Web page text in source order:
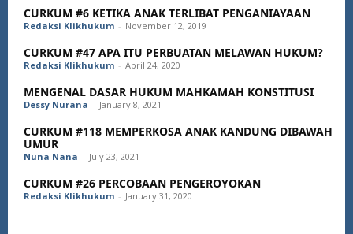
CURKUM #6 KETIKA ANAK TERLIBAT PENGANIAYAAN
Redaksi Klikhukum - November 12, 2019
CURKUM #47 APA ITU PERBUATAN MELAWAN HUKUM?
Redaksi Klikhukum - April 24, 2020
MENGENAL DASAR HUKUM MAHKAMAH KONSTITUSI
Dessy Nurana - January 8, 2021
CURKUM #118 MEMPERKOSA ANAK KANDUNG DIBAWAH
UMUR
Nuna Nana - July 23, 2021
CURKUM #26 PERCOBAAN PENGEROYOKAN
Redaksi Klikhukum - January 31, 2020